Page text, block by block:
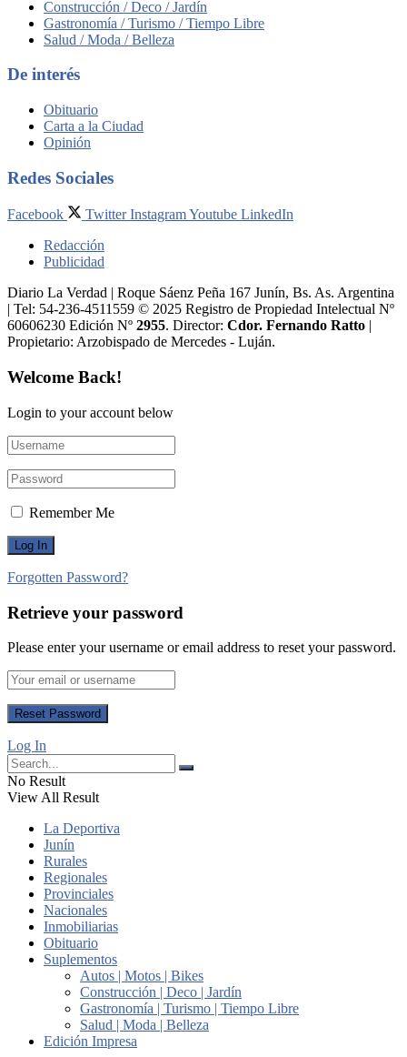
Construcción / Deco / Jardín
Gastronomía / Turismo / Tiempo Libre
Salud / Moda / Belleza
De interés
Obituario
Carta a la Ciudad
Opinión
Redes Sociales
Facebook Twitter InstagramYoutube LinkedIn
Redacción
Publicidad
Diario La Verdad | Roque Sáenz Peña 167 Junín, Bs. As. Argentina
| Tel: 54-236-4511559 © 2025 Registro de Propiedad Intelectual Nº
60606230 Edición Nº 2955. Director:​ Cdor. Fernando Ratto |
Propietario:​ Arzobispado de Mercedes - Luján.
Welcome Back!
Login to your account below
Remember Me
Forgotten Password?
Retrieve your password
Please enter your username or email address to reset your password.
Log In
No Result
View All Result
La Deportiva
Junín
Rurales
Regionales
Provinciales
Nacionales
Inmobiliarias
Obituario
Suplementos
Autos | Motos | Bikes
Construcción | Deco | Jardín
Gastronomía | Turismo | Tiempo Libre
Salud | Moda | Belleza
Edición Impresa